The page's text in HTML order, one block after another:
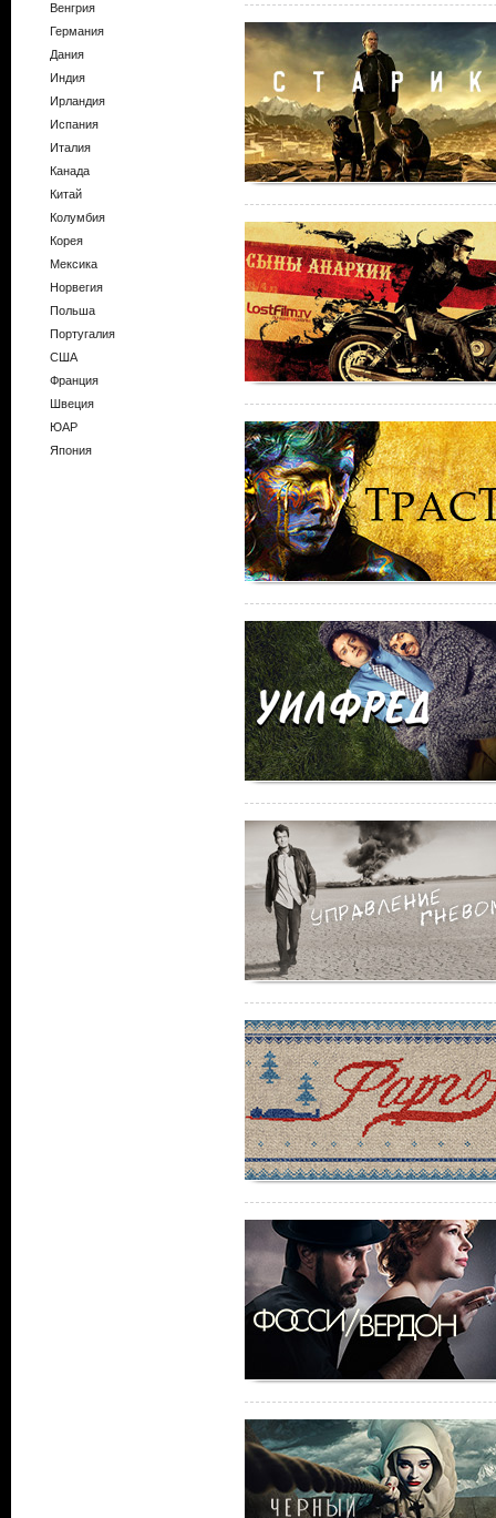
Венгрия
Германия
Дания
Индия
Ирландия
Испания
Италия
Канада
Китай
Колумбия
Корея
Мексика
Норвегия
Польша
Португалия
США
Франция
Швеция
ЮАР
Япония